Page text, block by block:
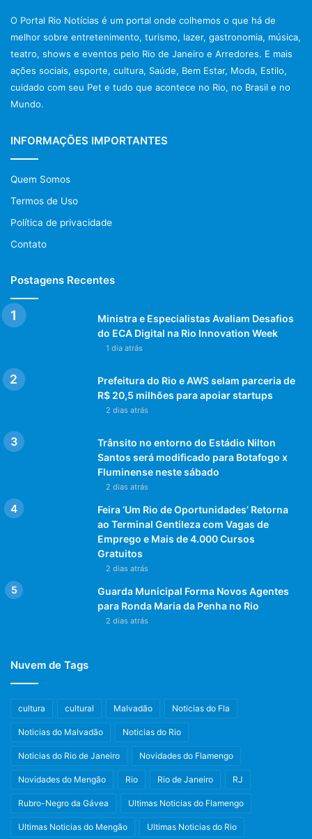
O Portal Rio Notícias é um portal onde colhemos o que há de
melhor sobre entretenimento, turismo, lazer, gastronomia, música,
teatro, shows e eventos pelo Rio de Janeiro e Arredores. E mais
ações sociais, esporte, cultura, Saúde, Bem Estar, Moda, Estilo,
cuidado com seu Pet e tudo que acontece no Rio, no Brasil e no
Mundo.
INFORMAÇÕES IMPORTANTES
Quem Somos
Termos de Uso
Política de privacidade
Contato
Postagens Recentes
Ministra e Especialistas Avaliam Desafios
do ECA Digital na Rio Innovation Week
1 dia atrás
Prefeitura do Rio e AWS selam parceria de
R$ 20,5 milhões para apoiar startups
2 dias atrás
Trânsito no entorno do Estádio Nilton
Santos será modificado para Botafogo x
Fluminense neste sábado
2 dias atrás
Feira ‘Um Rio de Oportunidades’ Retorna
ao Terminal Gentileza com Vagas de
Emprego e Mais de 4.000 Cursos
Gratuitos
2 dias atrás
Guarda Municipal Forma Novos Agentes
para Ronda Maria da Penha no Rio
2 dias atrás
Nuvem de Tags
cultura cultural Malvadão Noticias do Fla
Noticias do Malvadão Noticias do Rio
Noticias do Rio de Janeiro Novidades do Flamengo
Novidades do Mengão Rio Rio de Janeiro RJ
Rubro-Negro da Gávea Ultimas Noticias do Flamengo
Ultimas Noticias do Mengão Ultimas Noticias do Rio